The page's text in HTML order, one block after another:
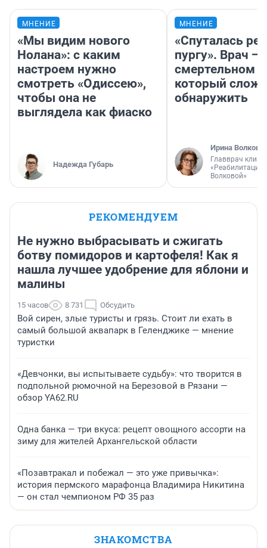
МНЕНИЕ
«Мы видим нового
Нолана»: с каким
настроем нужно
смотреть «Одиссею»,
чтобы она не
выглядела как фиаско
Надежда Губарь
МНЕНИЕ
«Спуталась
пургу». Врач —
смертельном
который
обнаружить
Ирина Волкова
Главврач
«Реабилитация
Волковой»
РЕКОМЕНДУЕМ
Не нужно выбрасывать и сжигать
ботву помидоров и картофеля! Как я
нашла лучшее удобрение для яблони и
малины
15 часов 8 731 Обсудить
Вой сирен, злые туристы и грязь. Стоит ли ехать в
самый большой аквапарк в Геленджике — мнение
туристки
«Девчонки, вы испытываете судьбу»: что творится в
подпольной рюмочной на Березовой в Рязани —
обзор YA62.RU
Одна банка — три вкуса: рецепт овощного ассорти на
зиму для жителей Архангельской области
«Позавтракал и побежал — это уже привычка»:
история пермского марафонца Владимира Никитина
— он стал чемпионом РФ 35 раз
ЗНАКОМСТВА